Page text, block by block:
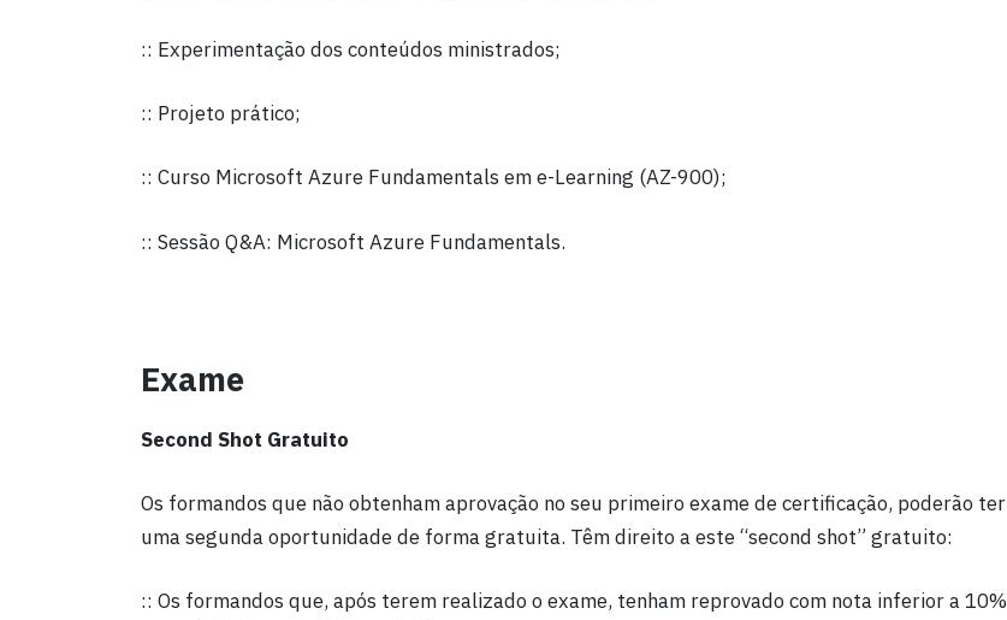
:: Experimentação dos conteúdos ministrados;
:: Projeto prático;
:: Curso Microsoft Azure Fundamentals em e-Learning (AZ-900);
:: Sessão Q&A: Microsoft Azure Fundamentals.
Exame
Second Shot Gratuito
Os formandos que não obtenham aprovação no seu primeiro exame de certificação, poderão ter
uma segunda oportunidade de forma gratuita. Têm direito a este “second shot” gratuito:
:: Os formandos que, após terem realizado o exame, tenham reprovado com nota inferior a 10%